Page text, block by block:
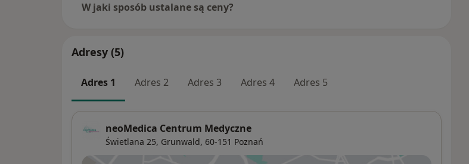
W jaki sposób ustalane są ceny?
Adresy (5)
Adres 1 Adres 2 Adres 3 Adres 4 Adres 5
neoMedica Centrum Medyczne
Świetlana 25, Grunwald, 60-151 Poznań